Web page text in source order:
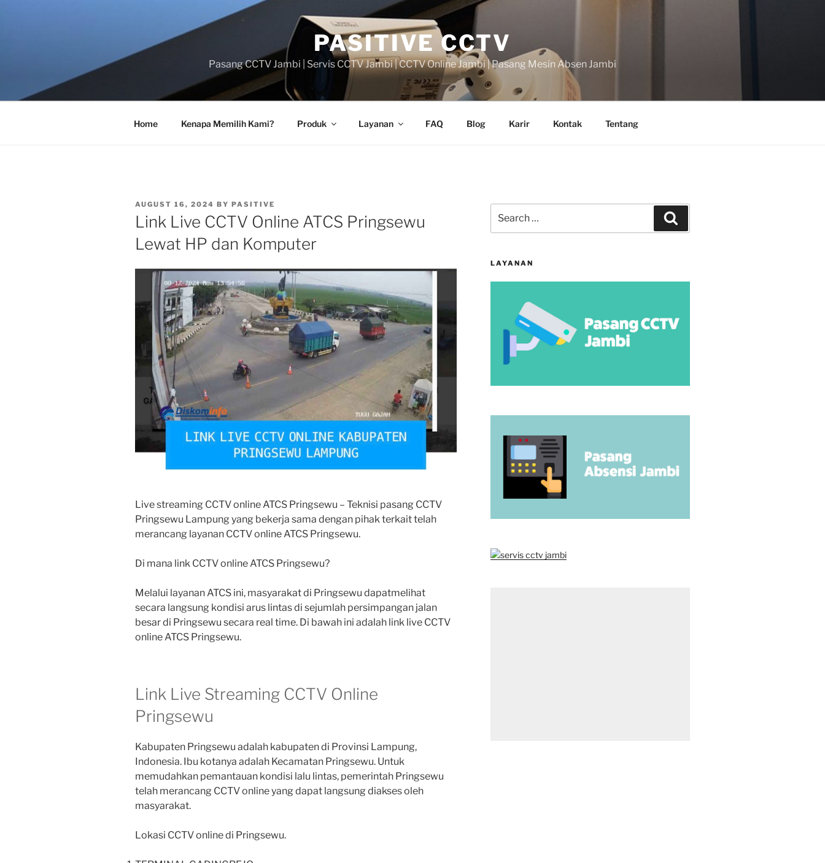
PASITIVE CCTV
Pasang CCTV Jambi | Servis CCTV Jambi | CCTV Online Jambi | Pasang Mesin Absen Jambi
Home Kenapa Memilih Kami? Produk Layanan FAQ Blog Karir Kontak Tentang
POSTED
ON
AUGUST 16, 2024 BY PASITIVE
Link Live CCTV Online ATCS Pringsewu
Lewat HP dan Komputer
Live streaming CCTV online ATCS Pringsewu – Teknisi pasang CCTV
Pringsewu Lampung yang bekerja sama dengan pihak terkait telah
merancang layanan CCTV online ATCS Pringsewu.
Di mana link CCTV online ATCS Pringsewu?
Melalui layanan ATCS ini, masyarakat di Pringsewu dapatmelihat
secara langsung kondisi arus lintas di sejumlah persimpangan jalan
besar di Pringsewu secara real time. Di bawah ini adalah link live CCTV
online ATCS Pringsewu.
Link Live Streaming CCTV Online
Pringsewu
Kabupaten Pringsewu adalah kabupaten di Provinsi Lampung,
Indonesia. Ibu kotanya adalah Kecamatan Pringsewu. Untuk
memudahkan pemantauan kondisi lalu lintas, pemerintah Pringsewu
telah merancang CCTV online yang dapat langsung diakses oleh
masyarakat.
Lokasi CCTV online di Pringsewu.
for:
LAYANAN